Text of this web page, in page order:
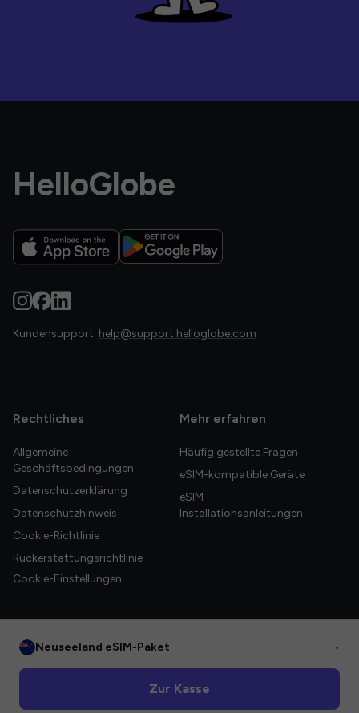
HelloGlobe
Kundensupport: help@support.helloglobe.com
Rechtliches
Allgemeine
Geschäftsbedingungen
Datenschutzerklärung
Datenschutzhinweis
Cookie-Richtlinie
Rückerstattungsrichtlinie
Cookie-Einstellungen
Mehr erfahren
Häufig gestellte Fragen
eSIM-kompatible Geräte
eSIM-
Installationsanleitungen
Neuseeland eSIM-Paket •
Zur Kasse